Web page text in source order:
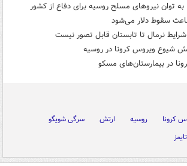
به توان نیروهای مسلح روسیه برای دفاع از کشور
سقوط دلار می‌شود
نرمال تا تابستان قابل تصور نیست
شیوع ویروس کرونا در روسیه
در بیمارستان‌های مسکو
کرونا روسیه ارتش
سرگی شویگو